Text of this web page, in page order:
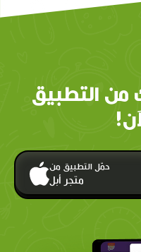
التطبيق
حمّل التطبيق من
متجر أبل